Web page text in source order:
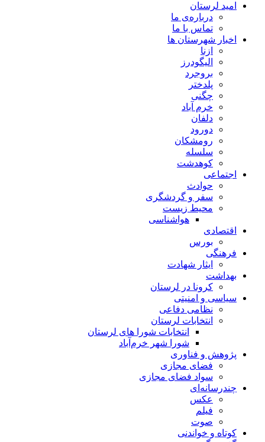
امید لرستان
درباره‌ی ما
تماس با ما
اخبار شهرستان ها
ازنا
الیگودرز
بروجرد
پلدختر
چگنی
خرم آباد
دلفان
دورود
رومشکان
سلسله
کوهدشت
اجتماعی
حوادث
سفر و گردشگری
محیط زیست
هواشناسی
اقتصادی
بورس
فرهنگی
ایثار شهادت
بهداشت
کرونا در لرستان
سیاسی و امنیتی
نظامی دفاعی
انتخابات لرستان
انتخابات شورا های لرستان
شورا شهر خرم‌آباد
پژوهش و فناوری
فضای مجازی
سواد فضای مجازی
چندرسانه‌ای
عكس
فیلم
صوت
کوتاه و خواندنی